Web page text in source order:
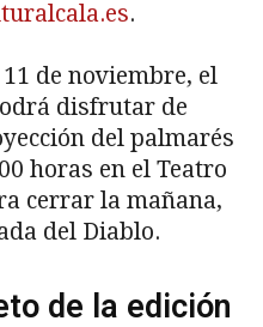
.
de noviembre, el
disfrutar de
del palmarés
horas en el Teatro
cerrar la mañana,
del Diablo.
de la edición